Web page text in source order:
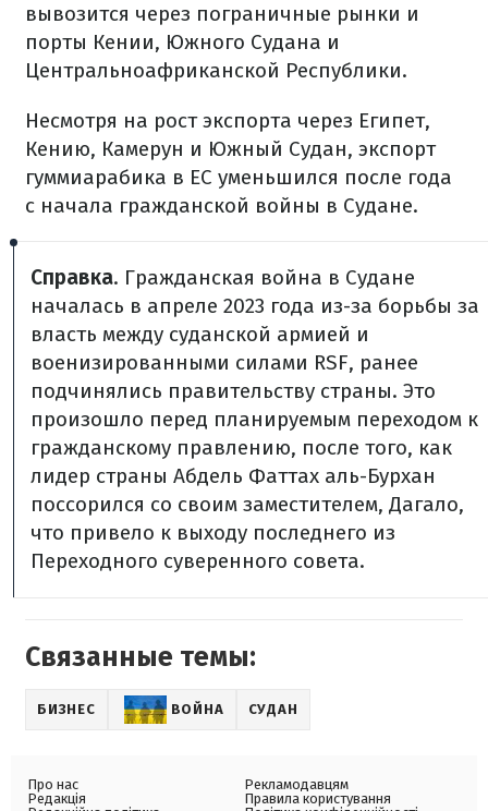
вывозится через пограничные рынки и
порты Кении, Южного Судана и
Центральноафриканской Республики.
Несмотря на рост экспорта через Египет,
Кению, Камерун и Южный Судан, экспорт
гуммиарабика в ЕС уменьшился после года
с начала гражданской войны в Судане.
Справка. Гражданская война в Судане
началась в апреле 2023 года из-за борьбы за
власть между суданской армией и
военизированными силами RSF, ранее
подчинялись правительству страны. Это
произошло перед планируемым переходом к
гражданскому правлению, после того, как
лидер страны Абдель Фаттах аль-Бурхан
поссорился со своим заместителем, Дагало,
что привело к выходу последнего из
Переходного суверенного совета.
Связанные темы:
БИЗНЕС ВОЙНА СУДАН
Про нас
Редакція
Рекламодавцям
Правила користування